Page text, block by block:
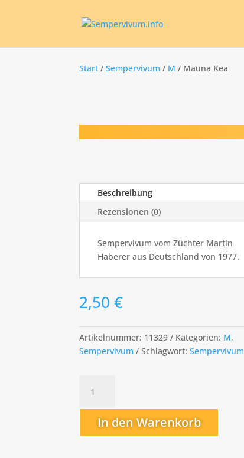
Start /Sempervivum / M / Mauna Kea
Beschreibung
Rezensionen (0)
Sempervivum vom Züchter Martin
Haberer aus Deutschland von 1977.
2,50€
Artikelnummer: 11329 Kategorien: M,
Sempervivum
Schlagwort:Sempervivum
Kea
Menge
In den Warenkorb